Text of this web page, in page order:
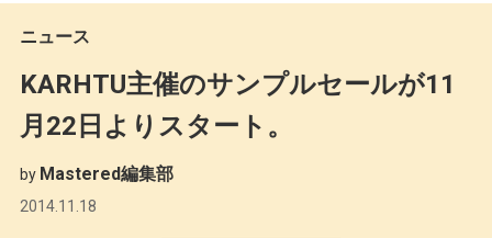
ニュース
KARHTU主催のサンプルセールが11
月22日よりスタート。
by Mastered編集部
2014.11.18